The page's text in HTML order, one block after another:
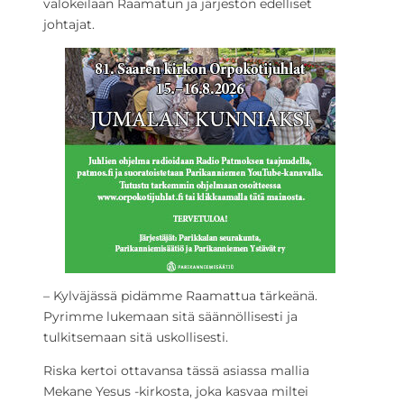
valokeilaan Raamatun ja järjestön edelliset
johtajat.
– Kylväjässä pidämme Raamattua tärkeänä.
Pyrimme lukemaan sitä säännöllisesti ja
tulkitsemaan sitä uskollisesti.
Riska kertoi ottavansa tässä asiassa mallia
Mekane Yesus -kirkosta, joka kasvaa miltei